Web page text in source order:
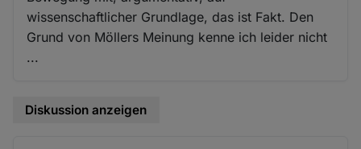
wissenschaftlicher Grundlage, das ist Fakt. Den
Grund von Möllers Meinung kenne ich leider nicht
...
Diskussion anzeigen